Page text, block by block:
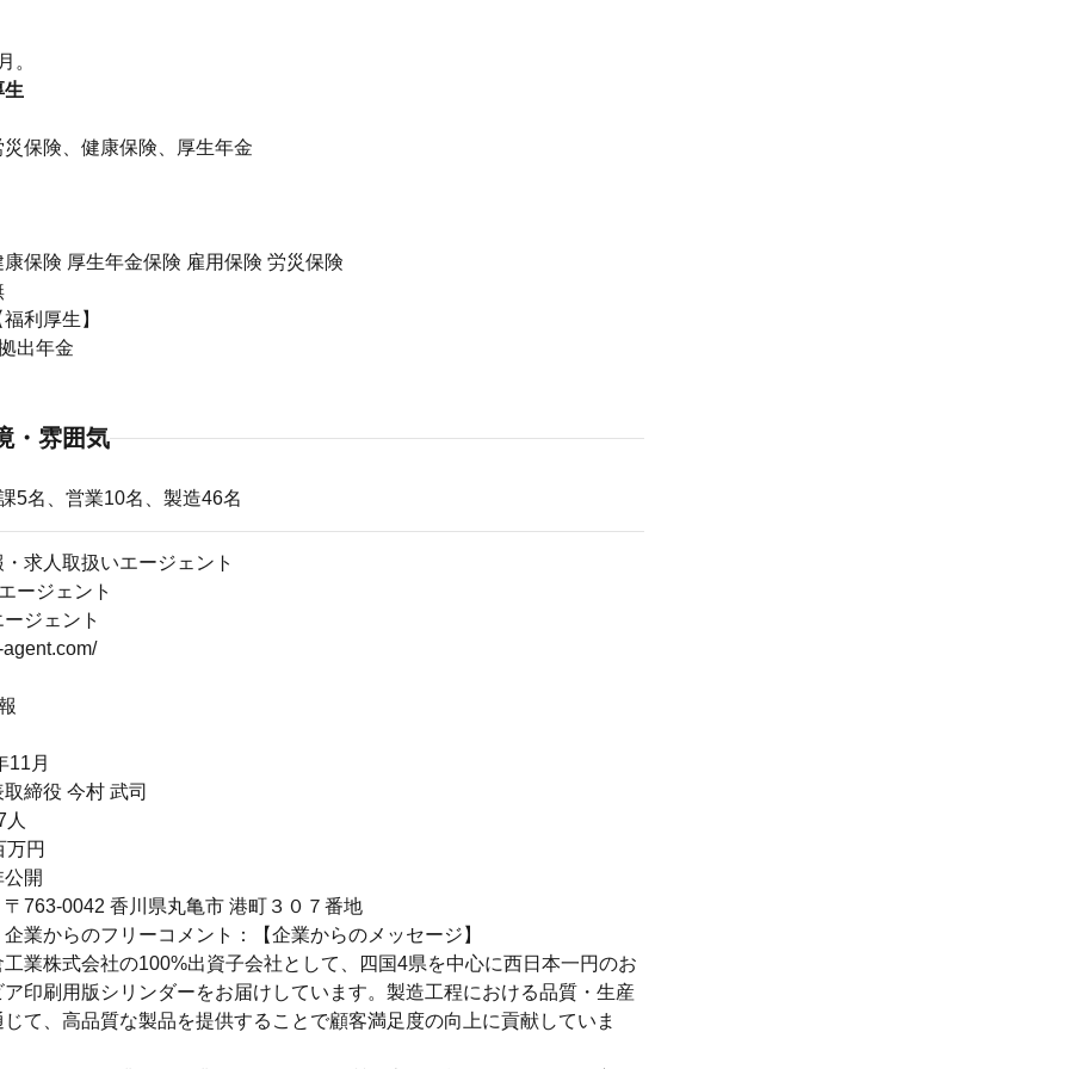
。
生
保険、健康保険、厚生年金
保険 厚生年金保険 雇用保険 労災保険
利厚生】
出年金
・雰囲気
5名、営業10名、製造46名
求人取扱いエージェント
ージェント
ジェント
11月
締役 今村 武司
万円
開
763-0042 香川県丸亀市 港町３０７番地
業からのフリーコメント：【企業からのメッセージ】
業株式会社の100%出資子会社として、四国4県を中心に西日本一円のお
印刷用版シリンダーをお届けしています。製造工程における品質・生産
て、高品質な製品を提供することで顧客満足度の向上に貢献していま